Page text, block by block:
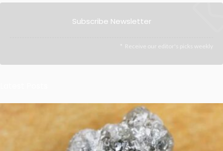
Subscribe Newsletter
Receive our editor's picks weekly